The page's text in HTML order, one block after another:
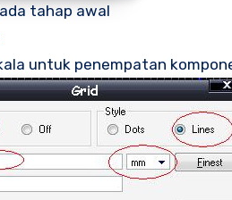
tahap awal
untuk penempatan